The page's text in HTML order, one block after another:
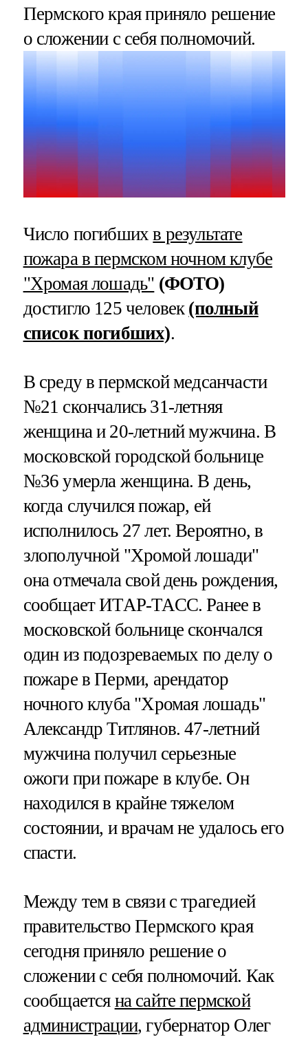
Пермского края приняло решение
о сложении с себя полномочий.
Число погибшихв результате
пожара в пермском ночном клубе
"Хромая лошадь" (ФОТО)
достигло 125 человек (полный
список погибших).
В среду в пермской медсанчасти
№21 скончались 31-летняя
женщина и 20-летний мужчина. В
московской городской больнице
№36 умерла женщина. В день,
когда случился пожар, ей
исполнилось 27 лет. Вероятно, в
злополучной "Хромой лошади"
она отмечала свой день рождения,
сообщает ИТАР-ТАСС. Ранее в
московской больнице скончался
один из подозреваемых по делу о
пожаре в Перми, арендатор
ночного клуба "Хромая лошадь"
Александр Титлянов. 47-летний
мужчина получил серьезные
ожоги при пожаре в клубе. Он
находился в крайне тяжелом
состоянии, и врачам не удалось его
спасти.
Между тем в связи с трагедией
правительство Пермского края
сегодня приняло решение о
сложении с себя полномочий. Как
сообщается на сайте пермской
администрации, губернатор Олег